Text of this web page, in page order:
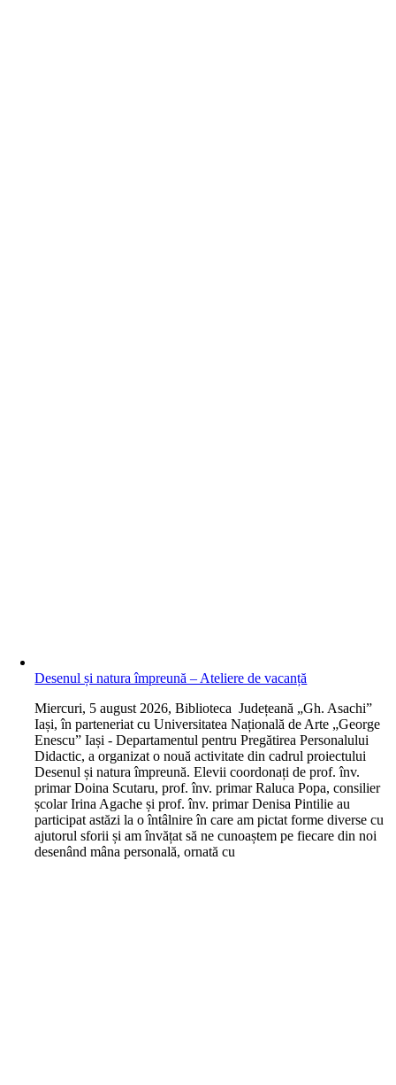
Desenul și natura împreună – Ateliere de vacanță
Miercuri, 5 august 2026, Biblioteca Județeană „Gh. Asachi”
Iași, în parteneriat cu Universitatea Națională de Arte „George
Enescu” Iași - Departamentul pentru Pregătirea Personalului
Didactic, a organizat o nouă activitate din cadrul proiectului
Desenul și natura împreună. Elevii coordonați de prof. înv.
primar Doina Scutaru, prof. înv. primar Raluca Popa, consilier
școlar Irina Agache și prof. înv. primar Denisa Pintilie au
participat astăzi la o întâlnire în care am pictat forme diverse cu
ajutorul sforii și am învățat să ne cunoaștem pe fiecare din noi
desenând mâna personală, ornată cu